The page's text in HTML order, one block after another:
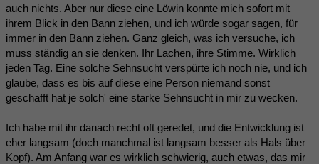
auch nichts. Aber nur diese eine Löwin konnte mich sofort mit
ihrem Blick in den Bann ziehen, und ich würde sogar sagen, für
immer in den Bann ziehen. Ganz gleich, was ich versuche, ich
muss ständig an sie denken. Ihr Lachen, ihre Stimme. Wirklich
jeden Tag. Eine solche Sehnsucht verspürte ich noch nie, und ich
glaube, dass es bis auf diese eine Person niemand sonst
geschafft hat je solch' eine starke Sehnsucht in mir zu wecken.
Ich habe mit ihr danach recht oft geredet, und die Entwicklung ist
eher langsam (doch manchmal ist langsam besser als Hals über
Kopf). Am Anfang war es wirklich schwierig, auch etwas, das mir